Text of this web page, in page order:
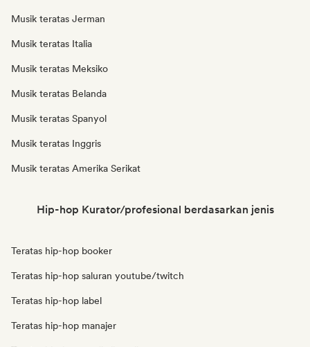
Musik teratas Jerman
Musik teratas Italia
Musik teratas Meksiko
Musik teratas Belanda
Musik teratas Spanyol
Musik teratas Inggris
Musik teratas Amerika Serikat
Hip-hop Kurator/profesional berdasarkan jenis
Teratas hip-hop booker
Teratas hip-hop saluran youtube/twitch
Teratas hip-hop label
Teratas hip-hop manajer